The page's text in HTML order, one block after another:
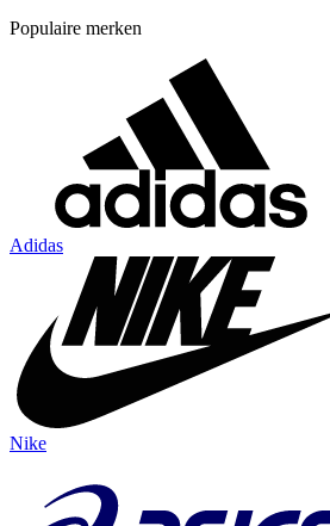
Populaire merken
Adidas
Nike